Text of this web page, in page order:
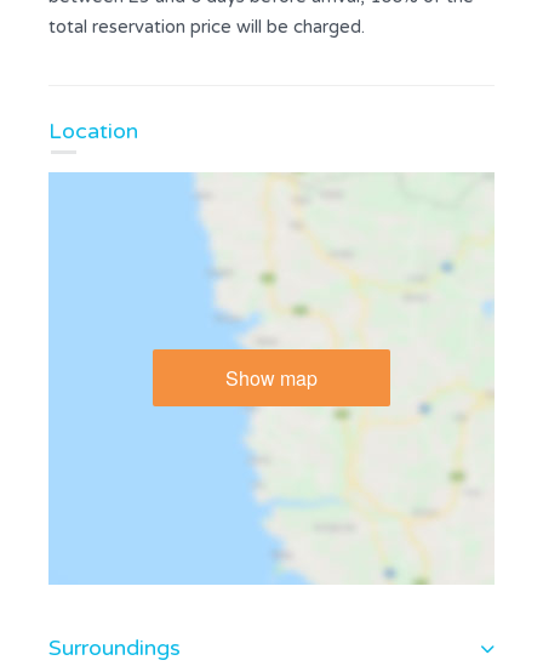
total reservation price will be charged.
Location
Show map
Surroundings